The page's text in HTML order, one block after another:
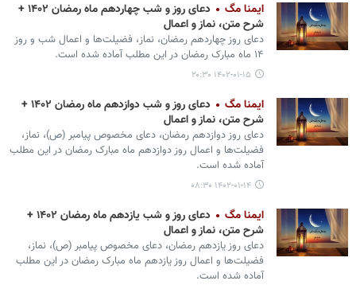
ایمنا مگ
دعای روز و شب چهاردهم ماه رمضان ۱۴۰۲ +
شرح متن، نماز و اعمال
دعای روز چهاردهم رمضان، نماز، فضیلت‌ها و اعمال شب و روز
۱۴ ماه مبارک رمضان در این مطلب آماده شده است.
۱۴۰۲-۰۱-۱۵ ۲۰:۳۰
ایمنا مگ
دعای روز و شب دوازدهم ماه رمضان ۱۴۰۲ +
شرح متن، نماز و اعمال
دعای روز دوازدهم رمضان، دعای مخصوص پیامبر (ص)، نماز،
فضیلت‌ها و اعمال روز دوازدهم ماه مبارک رمضان در این مطلب
آماده شده است.
۱۴۰۲-۰۱-۱۴ ۰۸:۳۰
ایمنا مگ
دعای روز و شب یازدهم ماه رمضان ۱۴۰۲ +
شرح متن، نماز و اعمال
دعای روز یازدهم رمضان، دعای مخصوص پیامبر (ص)، نماز،
فضیلت‌ها و اعمال روز یازدهم ماه مبارک رمضان در این مطلب
آماده شده است.